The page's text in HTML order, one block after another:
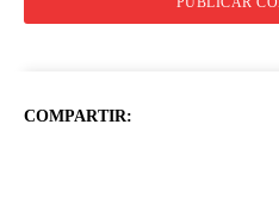
COMPARTIR: